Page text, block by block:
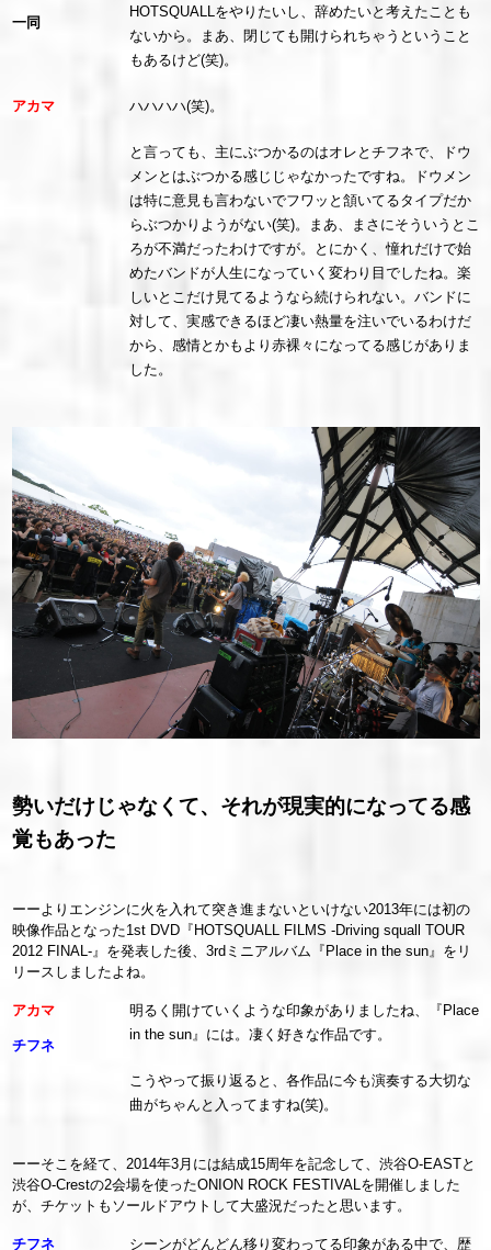
HOTSQUALLをやりたいし、辞めたいと考えたことも
ないから。まあ、閉じても開けられちゃうということ
もあるけど(笑)。
一同
ハハハハ(笑)。
アカマ
と言っても、主にぶつかるのはオレとチフネで、ドウ
メンとはぶつかる感じじゃなかったですね。ドウメン
は特に意見も言わないでフワッと頷いてるタイプだか
らぶつかりようがない(笑)。まあ、まさにそういうとこ
ろが不満だったわけですが。とにかく、憧れだけで始
めたバンドが人生になっていく変わり目でしたね。楽
しいとこだけ見てるようなら続けられない。バンドに
対して、実感できるほど凄い熱量を注いでいるわけだ
から、感情とかもより赤裸々になってる感じがありま
した。
勢いだけじゃなくて、それが現実的になってる感
覚もあった
ーーよりエンジンに火を入れて突き進まないといけない2013年には初の
映像作品となった1st DVD『HOTSQUALL FILMS -Driving squall TOUR
2012 FINAL-』を発表した後、3rdミニアルバム『Place in the sun』をリ
リースしましたよね。
アカマ
明るく開けていくような印象がありましたね、『Place
in the sun』には。凄く好きな作品です。
チフネ
こうやって振り返ると、各作品に今も演奏する大切な
曲がちゃんと入ってますね(笑)。
ーーそこを経て、2014年3月には結成15周年を記念して、渋谷O-EASTと
渋谷O-Crestの2会場を使ったONION ROCK FESTIVALを開催しました
が、チケットもソールドアウトして大盛況だったと思います。
チフネ シーンがどんどん移り変わってる印象がある中で、歴